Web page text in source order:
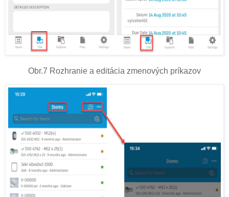
Obr.7 Rozhranie a editácia zmenových príkazov